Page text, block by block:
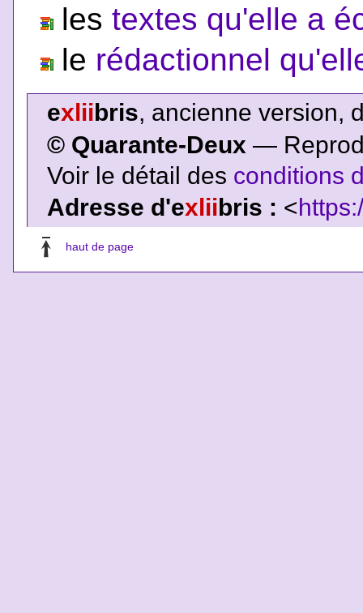
lestextes qu'elle a
le rédactionnel
exlii bris, ancienne version,
© Quarante-Deux —
Voir le détail des conditions
Adresse d'exliibris : <
haut de page